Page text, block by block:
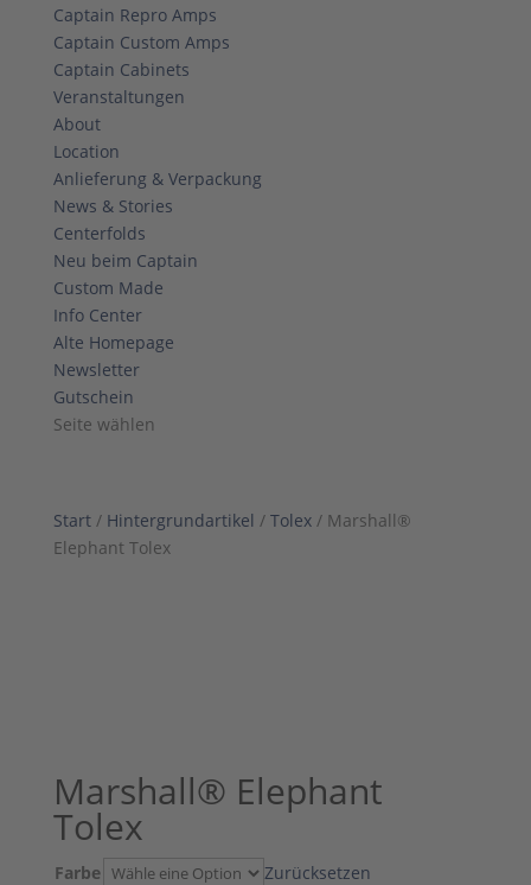
Captain Repro Amps
Captain Custom Amps
Captain Cabinets
Veranstaltungen
About
Location
Anlieferung & Verpackung
News & Stories
Centerfolds
Neu beim Captain
Custom Made
Info Center
Alte Homepage
Newsletter
Gutschein
Seite wählen
Start/ Hintergrundartikel / Tolex/ Marshall®
Elephant Tolex
Marshall® Elephant
Tolex
Farbe
Zurücksetzen